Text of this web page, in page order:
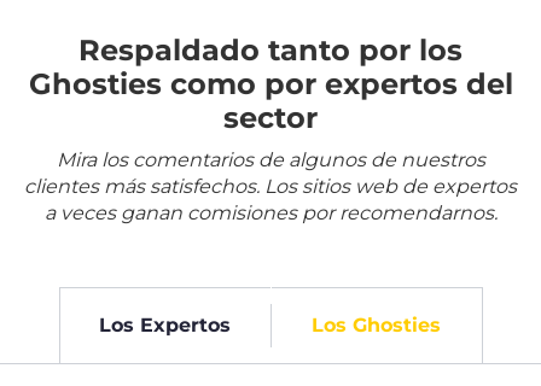
Respaldado tanto por los
Ghosties como por expertos del
sector
Mira los comentarios de algunos de nuestros
clientes más satisfechos. Los sitios web de expertos
a veces ganan comisiones por recomendarnos.
Los Expertos Los Ghosties